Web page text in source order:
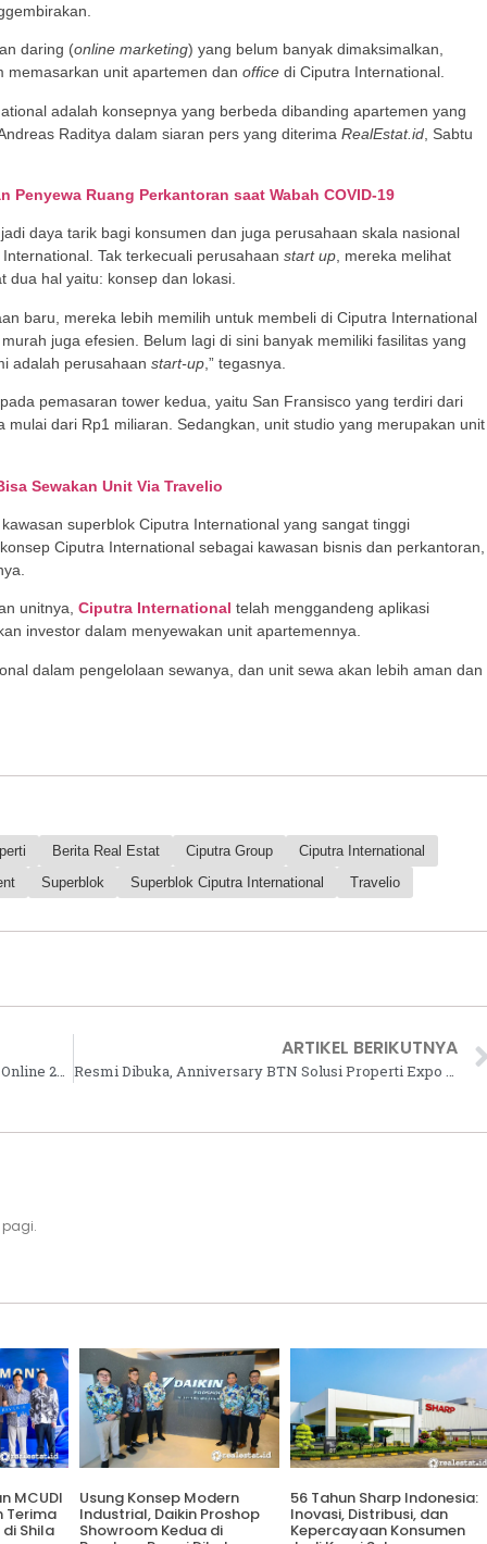
daring (online marketing) yang belum banyak dimaksimalkan,
memasarkan unit apartemen dan office di Ciputra International.
adalah konsepnya yang berbeda dibanding apartemen yang
Raditya dalam siaran pers yang diterima RealEstat.id , Sabtu
Penyewa Ruang Perkantoran saat Wabah COVID-19
daya tarik bagi konsumen dan juga perusahaan skala nasional
Tak terkecuali perusahaan start up, mereka melihat
hal yaitu: konsep dan lokasi.
baru, mereka lebih memilih untuk membeli di Ciputra International
juga efesien. Belum lagi di sini banyak memiliki fasilitas yang
adalah perusahaan start-up ,” tegasnya.
pemasaran tower kedua, yaitu San Fransisco yang terdiri dari
mulai dari Rp1 miliaran. Sedangkan, unit studio yang merupakan unit
Sewakan Unit Via Travelio
superblok Ciputra International yang sangat tinggi
Ciputra International sebagai kawasan bisnis dan perkantoran,
unitnya, Ciputra International telah menggandeng aplikasi
investor dalam menyewakan unit apartemennya.
dalam pengelolaan sewanya, dan unit sewa akan lebih aman dan
Berita Real Estat Ciputra Group
Ciputra International
Superblok Superblok Ciputra International Travelio
Gandeng 88 Pengembang, BCA Expoversary Online 2021 Digelar
ARTIKEL BERIKUTNYA
Resmi Dibuka, Anniversary BTN Solusi Properti Expo Tawarkan Bunga KPR Rendah
MCUDI
Terima
Shila
Usung Konsep Modern
Industrial, Daikin Proshop
Showroom Kedua di
56 Tahun Sharp Indonesia:
Inovasi, Distribusi, dan
Kepercayaan Konsumen